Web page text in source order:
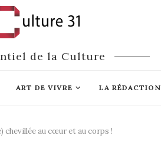
de la Culture
ART DE VIVRE LA RÉDACTION
chevillée au cœur et au corps !